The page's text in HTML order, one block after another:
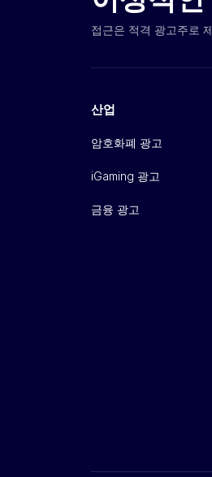
접근은 적격 광고주로
산업
암호화폐 광고
iGaming 광고
금융 광고